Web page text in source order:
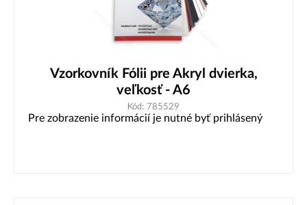
Vzorkovník Fólii pre Akryl dvierka,
veľkosť - A6
Kód: 785529
Pre zobrazenie informácií je nutné byť prihlásený